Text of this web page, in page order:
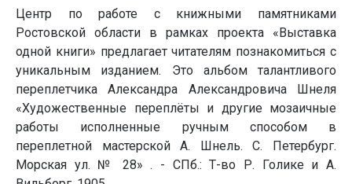
Центр по работе с книжными памятниками
Ростовской области в рамках проекта «Выставка
одной книги» предлагает читателям познакомиться с
уникальным изданием. Это альбом талантливого
переплетчика Александра Александровича Шнеля
«Художественные переплёты и другие мозаичные
работы исполненные ручным способом в
переплетной мастерской А. Шнель. С. Петербург.
Морская ул. № 28» . - СПб.: Т-во Р. Голике и А.